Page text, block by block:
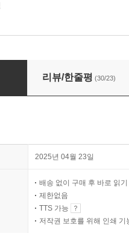
리뷰/한줄평 (30/23)
2025년 04월 23일
배송 없이 구매 후 바로 읽기
제한없음
TTS 가능
저작권 보호를 위해 인쇄 기